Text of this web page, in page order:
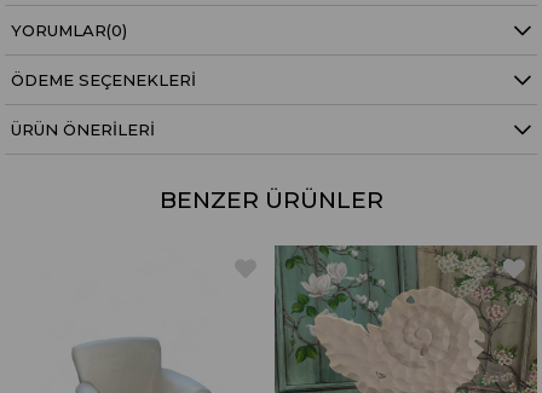
YORUMLAR(0)
ÖDEME SEÇENEKLERI
ÜRÜN ÖNERILERI
BENZER ÜRÜNLER